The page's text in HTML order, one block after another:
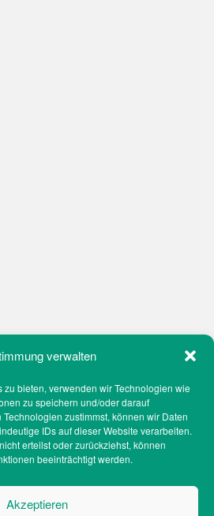
verwalten
zu bieten, verwenden wir Technologien wie
zu speichern und/oder darauf
zustimmst, können wir Daten
IDs auf dieser Website verarbeiten.
erteilst oder zurückziehst, können
beeinträchtigt werden.
Akzeptieren
Gewinnspiel